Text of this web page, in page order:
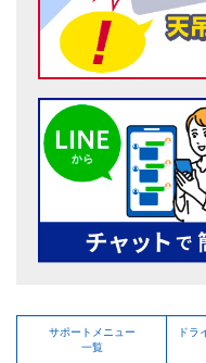
サポートメニュー
一覧
ドラ